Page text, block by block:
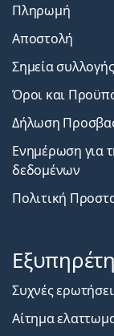
Πληρωμή
Αποστολή
Σημεία συλλογής
Όροι και
Δήλωση
Ενημέρωση για
δεδομένων
Πολιτική
Συχνές
Αίτημα